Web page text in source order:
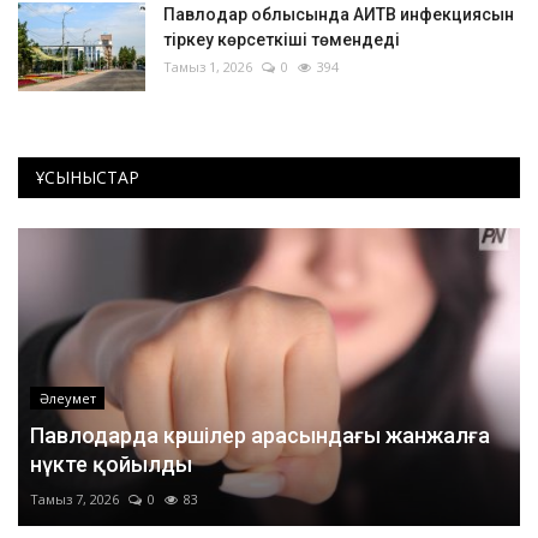
Павлодар облысында АИТВ инфекциясын
тіркеу көрсеткіші төмендеді
Тамыз 1, 2026 0 394
ҰСЫНЫСТАР
Әлеумет
Павлодарда көршілер арасындағы жанжалға
нүкте қойылды
Тамыз 7, 2026 0 83